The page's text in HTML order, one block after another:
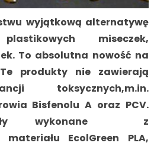
wyjątkową alternatywę
miseczek,
To absolutna nowość na
produkty nie zawierają
toksycznych,m.in.
Bisfenolu A oraz PCV.
wykonane z
EcolGreen PLA,